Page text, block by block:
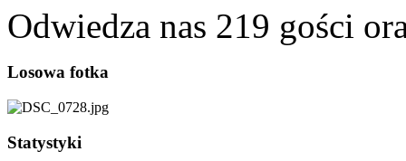
Odwiedza nas 219 gości
Losowa fotka
Statystyki